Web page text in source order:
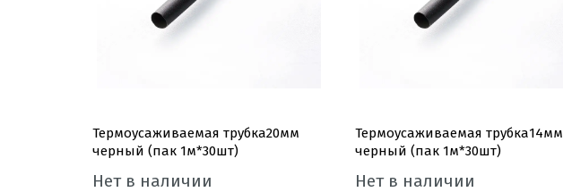
Термоусаживаемая трубка20мм
черный (пак 1м*30шт)
Нет в наличии
Термоусаживаемая трубка14мм
черный (пак 1м*30шт)
Нет в наличии